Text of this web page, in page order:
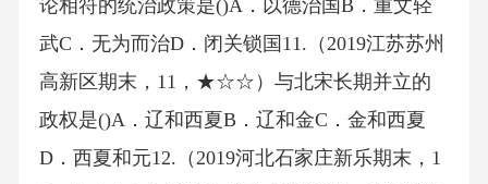
论相符的统治政策是()A．以德治国B．重文轻
武C．无为而治D．闭关锁国11.（2019江苏苏州
高新区期末，11，★☆☆）与北宋长期并立的
政权是()A．辽和西夏B．辽和金C．金和西夏
D．西夏和元12.（2019河北石家庄新乐期末，1